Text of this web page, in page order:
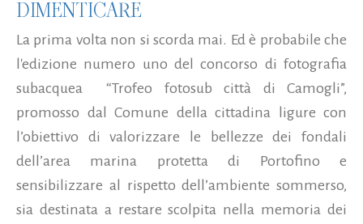
DIMENTICARE
La prima volta non si scorda mai. Ed è probabile che
l'edizione numero uno del concorso di fotografia
subacquea “Trofeo fotosub città di Camogli”,
promosso dal Comune della cittadina ligure con
l’obiettivo di valorizzare le bellezze dei fondali
dell’area marina protetta di Portofino e
sensibilizzare al rispetto dell’ambiente sommerso,
sia destinata a restare scolpita nella memoria dei